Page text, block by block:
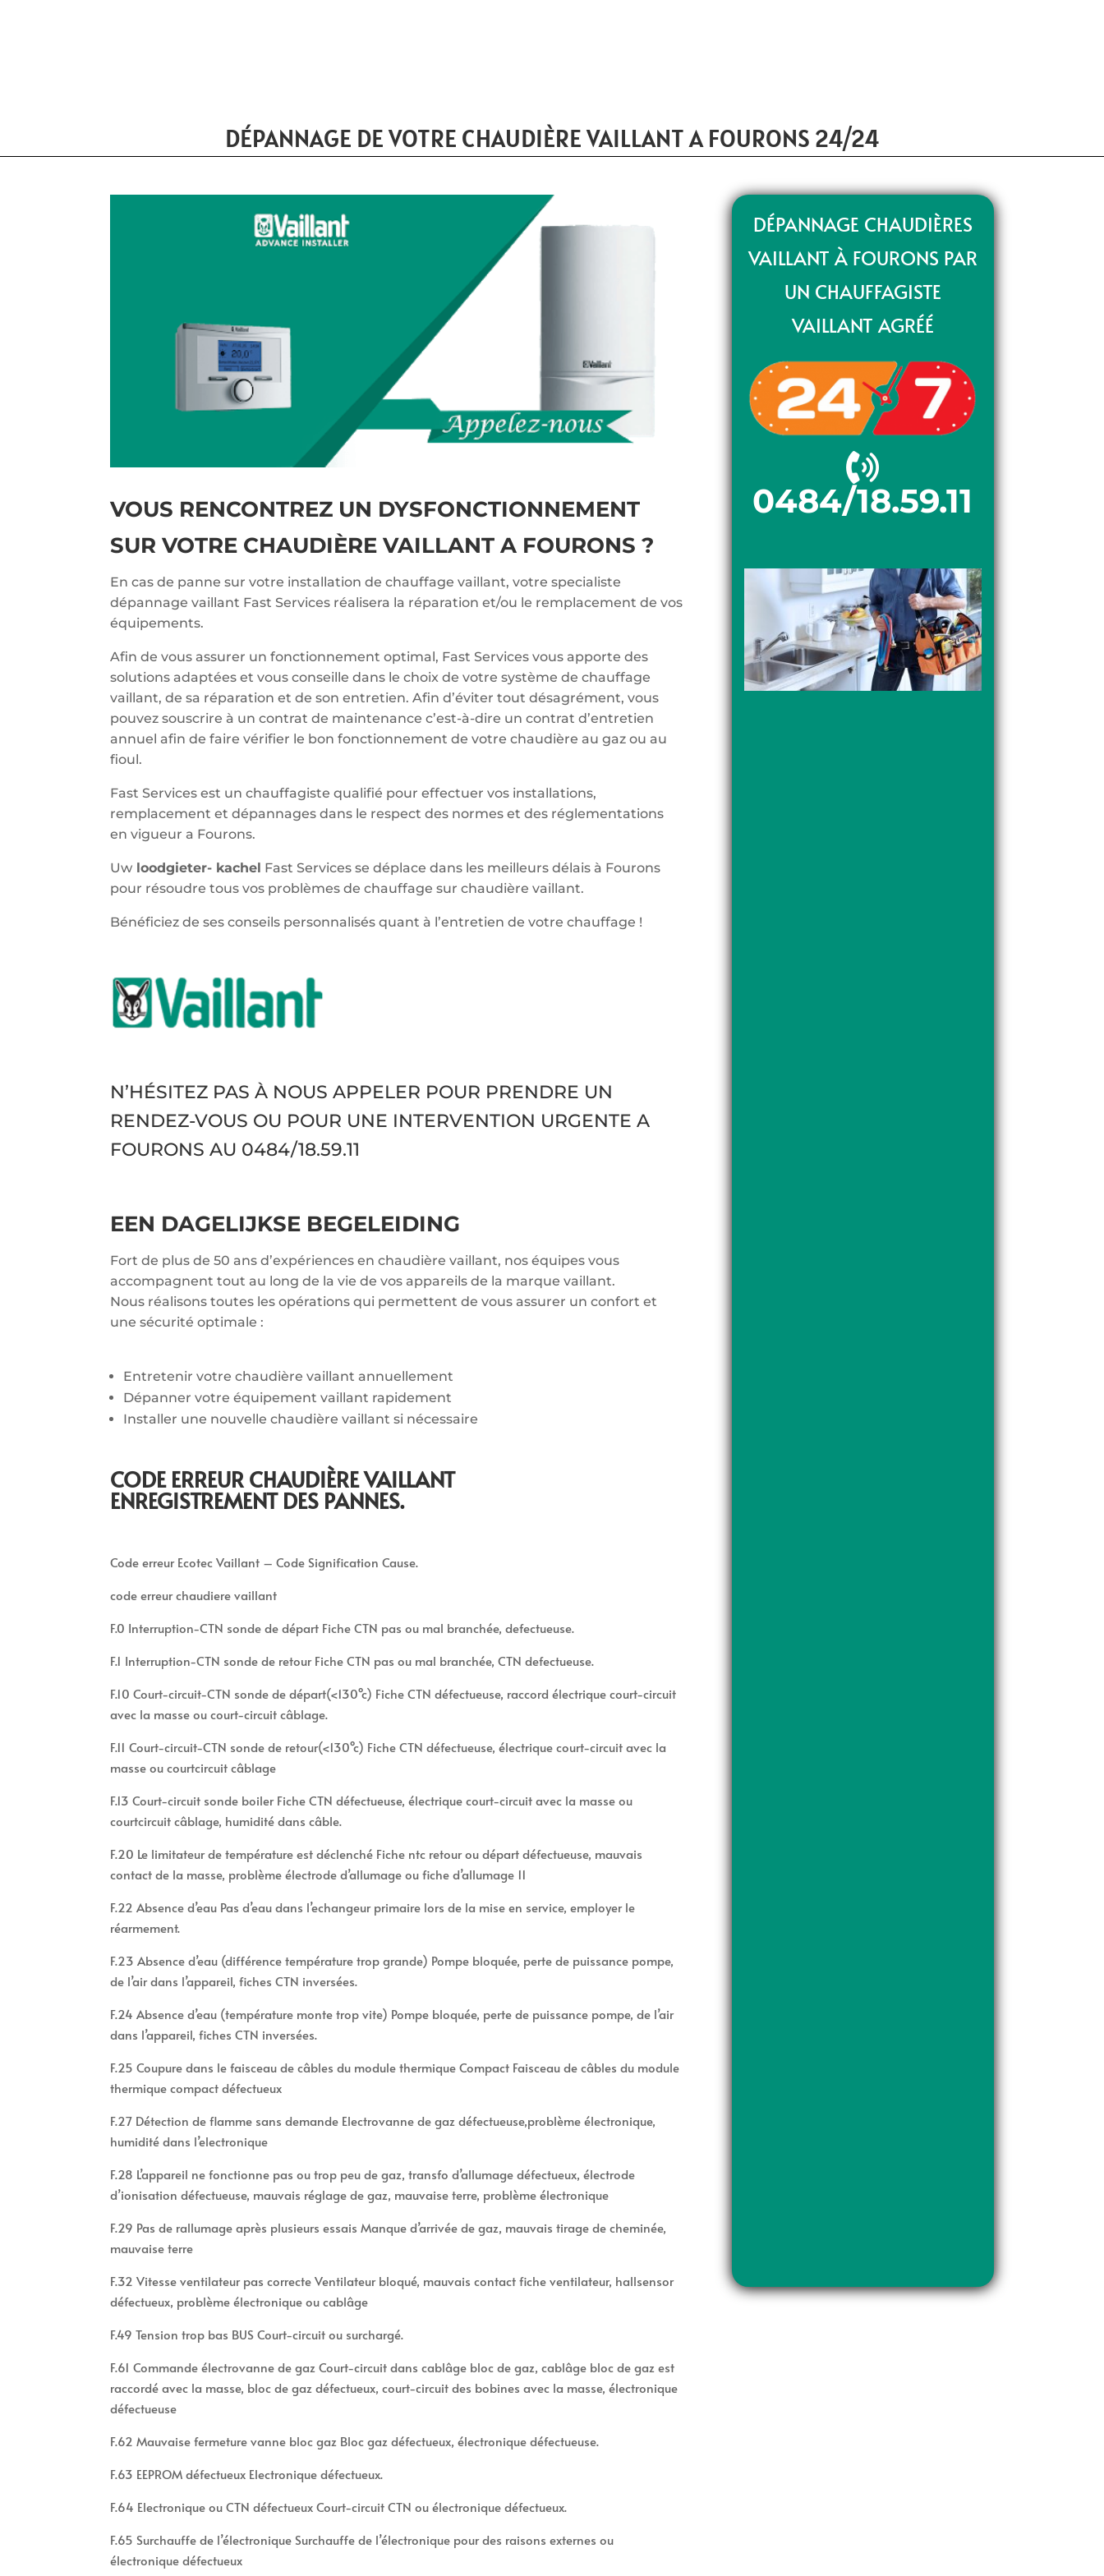
DÉPANNAGE DE VOTRE CHAUDIÈRE VAILLANT A FOURONS 24/24
VOUS RENCONTREZ UN DYSFONCTIONNEMENT
SUR VOTRE CHAUDIÈRE VAILLANT A FOURONS ?
En cas de panne sur votre installation de chauffage vaillant, votre specialiste
dépannage vaillant Fast Services réalisera la réparation et/ou le remplacement de vos
équipements.
Afin de vous assurer un fonctionnement optimal, Fast Services vous apporte des
solutions adaptées et vous conseille dans le choix de votre système de chauffage
vaillant, de sa réparation et de son entretien. Afin d’éviter tout désagrément, vous
pouvez souscrire à un contrat de maintenance c’est-à-dire un contrat d’entretien
annuel afin de faire vérifier le bon fonctionnement de votre chaudière au gaz ou au
fioul.
Fast Services est un chauffagiste qualifié pour effectuer vos installations,
remplacement et dépannages dans le respect des normes et des réglementations
en vigueur a Fourons.
Uw loodgieter- kachel Fast Services se déplace dans les meilleurs délais à Fourons
pour résoudre tous vos problèmes de chauffage sur chaudière vaillant.
Bénéficiez de ses conseils personnalisés quant à l’entretien de votre chauffage !
N’HÉSITEZ PAS À NOUS APPELER POUR PRENDRE UN
RENDEZ-VOUS OU POUR UNE INTERVENTION URGENTE A
FOURONS AU 0484/18.59.11
EEN DAGELIJKSE BEGELEIDING
Fort de plus de 50 ans d’expériences en chaudière vaillant, nos équipes vous
accompagnent tout au long de la vie de vos appareils de la marque vaillant.
Nous réalisons toutes les opérations qui permettent de vous assurer un confort et
une sécurité optimale :
Entretenir votre chaudière vaillant annuellement
Dépanner votre équipement vaillant rapidement
Installer une nouvelle chaudière vaillant si nécessaire
CODE ERREUR CHAUDIÈRE VAILLANT
ENREGISTREMENT DES PANNES.
Code erreur Ecotec Vaillant – Code Signification Cause.
code erreur chaudiere vaillant
F.0 Interruption-CTN sonde de départ Fiche CTN pas ou mal branchée, defectueuse.
F.1 Interruption-CTN sonde de retour Fiche CTN pas ou mal branchée, CTN defectueuse.
F.10 Court-circuit-CTN sonde de départ(<130°c) Fiche CTN défectueuse, raccord électrique court-circuit
avec la masse ou court-circuit câblage.
F.11 Court-circuit-CTN sonde de retour(<130°c) Fiche CTN défectueuse, électrique court-circuit avec la
masse ou courtcircuit câblage
F.13 Court-circuit sonde boiler Fiche CTN défectueuse, électrique court-circuit avec la masse ou
courtcircuit câblage, humidité dans câble.
F.20 Le limitateur de température est déclenché Fiche ntc retour ou départ défectueuse, mauvais
contact de la masse, problème électrode d’allumage ou fiche d’allumage 11
F.22 Absence d’eau Pas d’eau dans l’echangeur primaire lors de la mise en service, employer le
réarmement.
F.23 Absence d’eau (différence température trop grande) Pompe bloquée, perte de puissance pompe,
de l’air dans l’appareil, fiches CTN inversées.
F.24 Absence d’eau (température monte trop vite) Pompe bloquée, perte de puissance pompe, de l’air
dans l’appareil, fiches CTN inversées.
F.25 Coupure dans le faisceau de câbles du module thermique Compact Faisceau de câbles du module
thermique compact défectueux
F.27 Détection de flamme sans demande Electrovanne de gaz défectueuse,problème électronique,
humidité dans l’electronique
F.28 L’appareil ne fonctionne pas ou trop peu de gaz, transfo d’allumage défectueux, électrode
d’ionisation défectueuse, mauvais réglage de gaz, mauvaise terre, problème électronique
F.29 Pas de rallumage après plusieurs essais Manque d’arrivée de gaz, mauvais tirage de cheminée,
mauvaise terre
F.32 Vitesse ventilateur pas correcte Ventilateur bloqué, mauvais contact fiche ventilateur, hallsensor
défectueux, problème électronique ou cablâge
F.49 Tension trop bas BUS Court-circuit ou surchargé.
F.61 Commande électrovanne de gaz Court-circuit dans cablâge bloc de gaz, cablâge bloc de gaz est
raccordé avec la masse, bloc de gaz défectueux, court-circuit des bobines avec la masse, électronique
défectueuse
F.62 Mauvaise fermeture vanne bloc gaz Bloc gaz défectueux, électronique défectueuse.
F.63 EEPROM défectueux Electronique défectueux.
F.64 Electronique ou CTN défectueux Court-circuit CTN ou électronique défectueux.
F.65 Surchauffe de l’électronique Surchauffe de l’électronique pour des raisons externes ou
électronique défectueux
DÉPANNAGE CHAUDIÈRES
VAILLANT À FOURONS PAR
UN CHAUFFAGISTE
VAILLANT AGRÉÉ
0484/18.59.11